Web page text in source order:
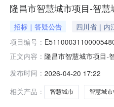
隆昌市智慧城市项目-智
招标｜答疑公告 四川省｜内
项目编号：
正文内容： 隆昌市智慧城市项目-
办法：最低价法，修
他价
发布时间： 2026-04-20 17:22
相关产品：
智慧城市 智慧城